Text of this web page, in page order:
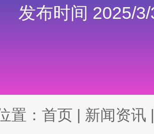
发布时间 2025/
置： 首页 | 新闻资讯 |